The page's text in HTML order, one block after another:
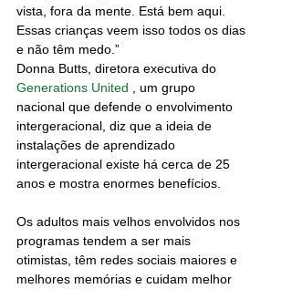
vista, fora da mente. Está bem aqui.
Essas crianças veem isso todos os dias
e não têm medo.”
Donna Butts, diretora executiva do
Generations United , um grupo
nacional que defende o envolvimento
intergeracional, diz que a ideia de
instalações de aprendizado
intergeracional existe há cerca de 25
anos e mostra enormes benefícios.
Os adultos mais velhos envolvidos nos
programas tendem a ser mais
otimistas, têm redes sociais maiores e
melhores memórias e cuidam melhor